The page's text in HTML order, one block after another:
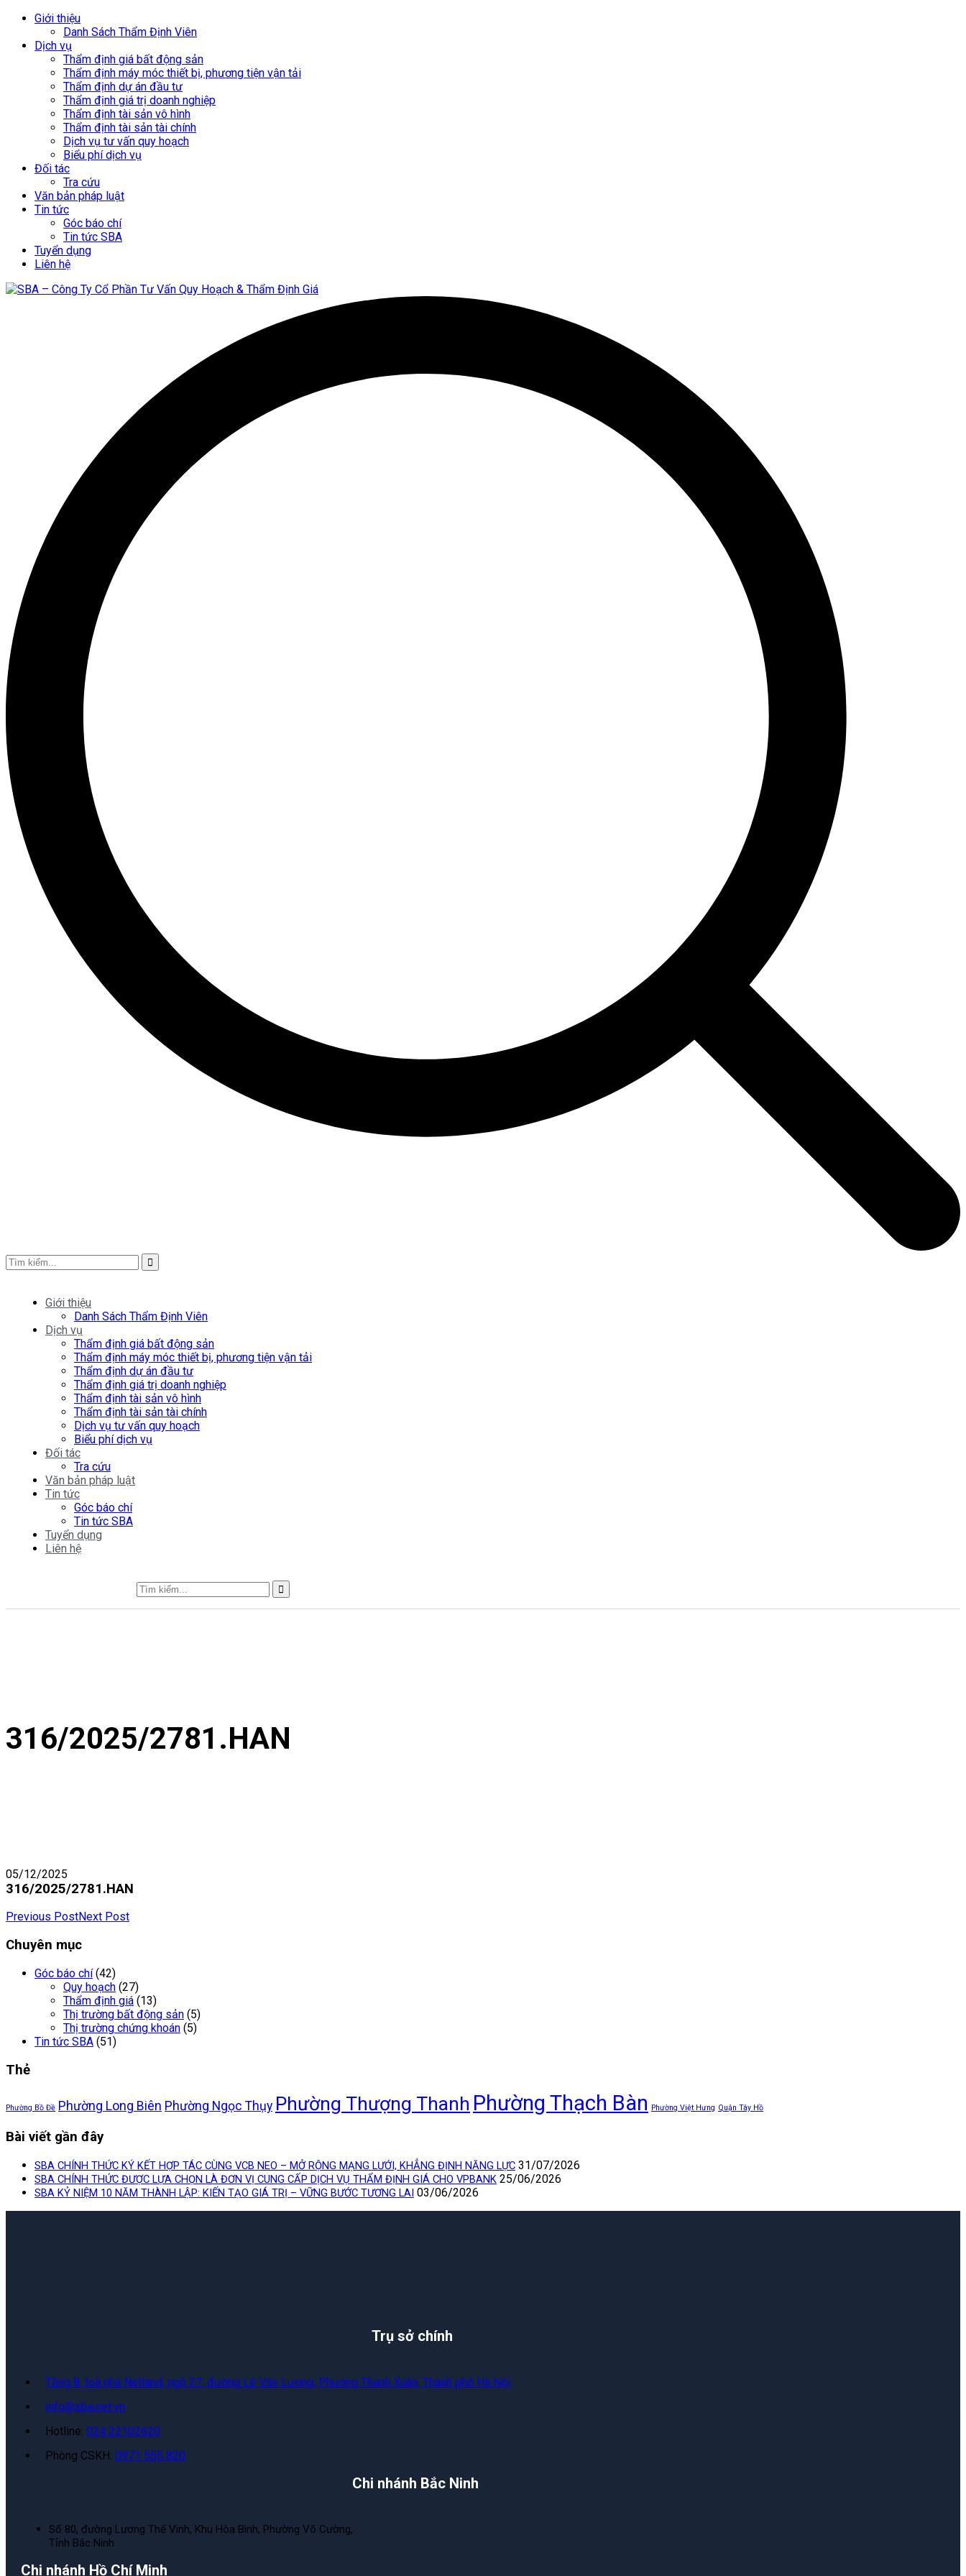
Giới thiệu
Danh Sách Thẩm Định Viên
Dịch vụ
Thẩm định giá bất động sản
Thẩm định máy móc thiết bị, phương tiện vận tải
Thẩm định dự án đầu tư
Thẩm định giá trị doanh nghiệp
Thẩm định tài sản vô hình
Thẩm định tài sản tài chính
Dịch vụ tư vấn quy hoạch
Biểu phí dịch vụ
Đối tác
Tra cứu
Văn bản pháp luật
Tin tức
Góc báo chí
Tin tức SBA
Tuyển dụng
Liên hệ
Giới thiệu
Danh Sách Thẩm Định Viên
Dịch vụ
Thẩm định giá bất động sản
Thẩm định máy móc thiết bị, phương tiện vận tải
Thẩm định dự án đầu tư
Thẩm định giá trị doanh nghiệp
Thẩm định tài sản vô hình
Thẩm định tài sản tài chính
Dịch vụ tư vấn quy hoạch
Biểu phí dịch vụ
Đối tác
Tra cứu
Văn bản pháp luật
Tin tức
Góc báo chí
Tin tức SBA
Tuyển dụng
Liên hệ
316/2025/2781.HAN
05/12/2025
316/2025/2781.HAN
Previous PostNext Post
Chuyên mục
Góc báo chí (42)
Quy hoạch (27)
Thẩm định giá (13)
Thị trường bất động sản (5)
Thị trường chứng khoán (5)
Tin tức SBA (51)
Thẻ
Phường Bồ Đề Phường Long Biên Phường Ngọc Thụy Phường Thượng Thanh Phường Thạch Bàn Phường Việt Hưng Quận Tây Hồ
Bài viết gần đây
SBA CHÍNH THỨC KÝ KẾT HỢP TÁC CÙNG VCB NEO – MỞ RỘNG MẠNG LƯỚI, KHẲNG ĐỊNH NĂNG LỰC 31/07/2026
SBA CHÍNH THỨC ĐƯỢC LỰA CHỌN LÀ ĐƠN VỊ CUNG CẤP DỊCH VỤ THẨM ĐỊNH GIÁ CHO VPBANK 25/06/2026
SBA KỶ NIỆM 10 NĂM THÀNH LẬP: KIẾN TẠO GIÁ TRỊ – VỮNG BƯỚC TƯƠNG LAI 03/06/2026
Trụ sở chính
Tầng 8, toà nhà Netland, ngõ 27, đường Lê Văn Lương, Phường Thanh Xuân, Thành phố Hà Nội
info@sba.net.vn
Hotline: 024 22102620
Phòng CSKH: 0971 555 820
Chi nhánh Bắc Ninh
Số 80, đường Lương Thế Vinh, Khu Hòa Bình, Phường Võ Cường,
Tỉnh Bắc Ninh
Chi nhánh Hồ Chí Minh